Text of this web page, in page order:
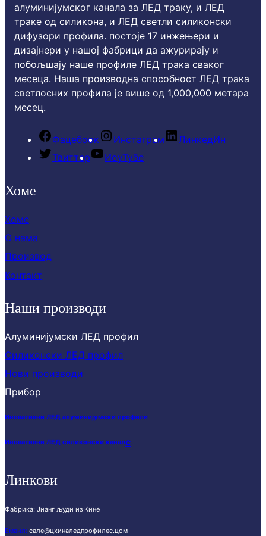
алуминијумског канала за ЛЕД траку, и ЛЕД
траке од силикона, и ЛЕД светли силиконски
дифузори профила. постоје 17 инжењери и
дизајнери у нашој фабрици да ажурирају и
побољшају наше профиле ЛЕД трака сваког
месеца. Наша производна способност ЛЕД трака
светлосних профила је више од 1,000,000 метара
месец.
Фацебоок Инстаграм
ЛинкедИн
Твиттер
ИоуТубе
Хоме
Хоме
О нама
Производ
Контакт
Наши производи
Алуминијумски ЛЕД профил
Силиконски ЛЕД профил
Нови производи
Прибор
Иновативни ЛЕД алуминијумски профили
Иновативни ЛЕД силиконски каналс
Линкови
Фабрика: Јианг људи из Кине
Емаил: сале@цхиналедпрофилес.цом